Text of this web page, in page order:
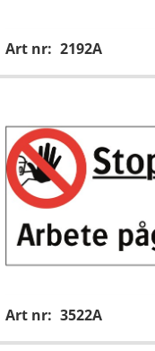
Art nr: 2192A
Art nr: 3522A